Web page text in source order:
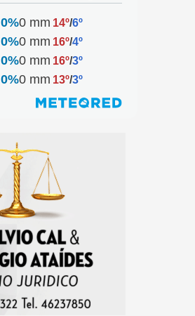
0%0 mm 14º/6º
0%0 mm 16º/4º
0%0 mm 16º/3º
0%0 mm 13º/3º